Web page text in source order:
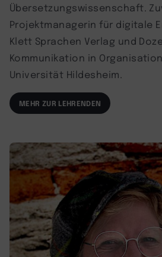
Übersetzungswissenschaft.
Projektmanagerin für digitale
Klett Sprachen Verlag und
Kommunikation in
Universität Hildesheim.
MEHR ZUR LEHRENDEN